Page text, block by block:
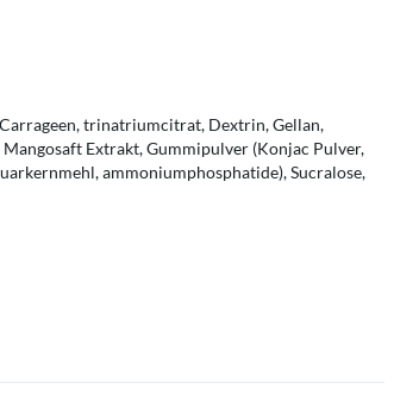
trinatriumcitrat, Dextrin, Gellan,
Extrakt, Gummipulver (Konjac Pulver,
ammoniumphosphatide), Sucralose,